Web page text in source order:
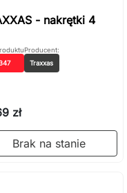
- nakrętki 4
Producent:
Traxxas
zł
Brak na stanie